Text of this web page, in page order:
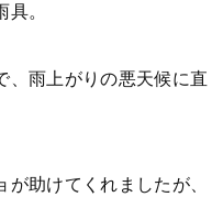
。
、雨上がりの悪天候に直
助けてくれましたが、